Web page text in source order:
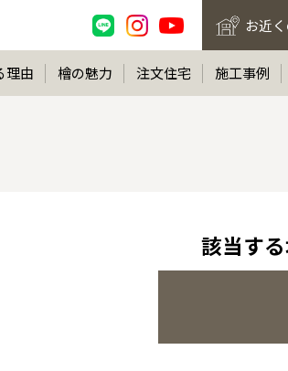
お近
理由 檜の魅力 注文住宅 施工事例
該当す